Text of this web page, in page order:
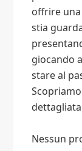
offrire
stia
giocando
stare al
Nessun